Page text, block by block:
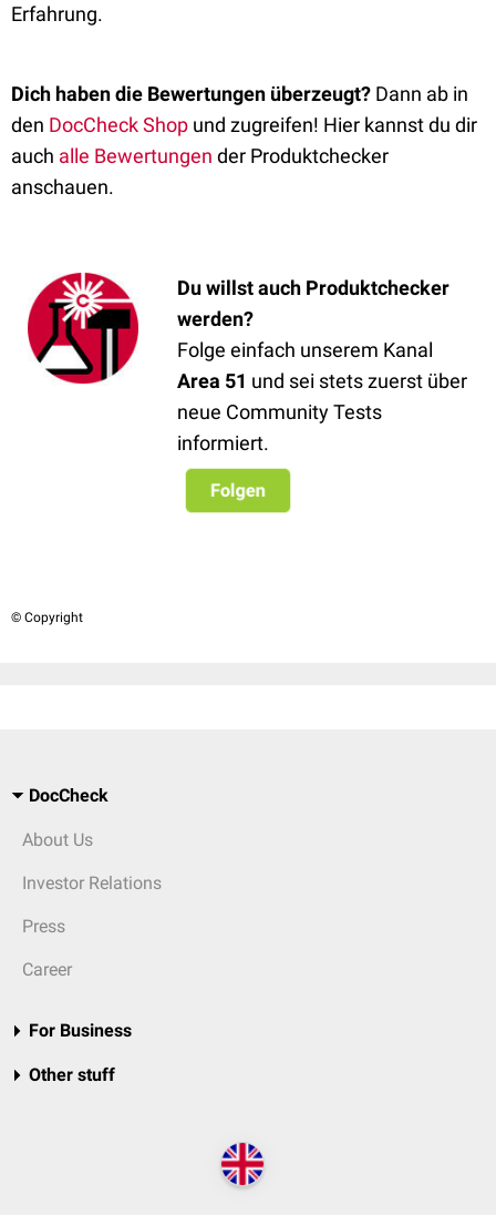
Erfahrung.
Dich haben die Bewertungen überzeugt? Dann ab in
den DocCheck Shop und zugreifen! Hier kannst du dir
auch alle Bewertungen der Produktchecker
anschauen.
Du willst auch Produktchecker
werden?
Folge einfach unserem Kanal
Area 51 und sei stets zuerst über
neue Community Tests
informiert.
© Copyright
DocCheck
About Us
Investor Relations
Press
Career
For Business
Other stuff